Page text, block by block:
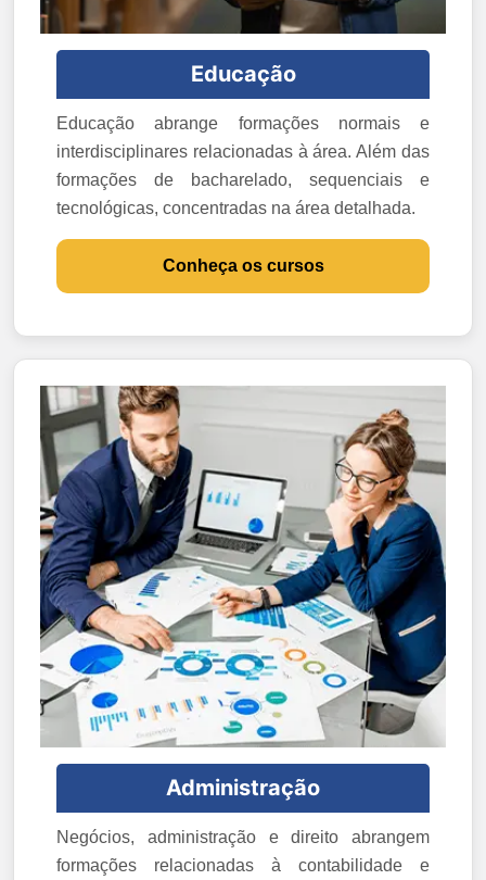
Educação
Educação abrange formações normais e
interdisciplinares relacionadas à área. Além das
formações de bacharelado, sequenciais e
tecnológicas, concentradas na área detalhada.
Conheça os cursos
Administração
Negócios, administração e direito abrangem
formações relacionadas à contabilidade e